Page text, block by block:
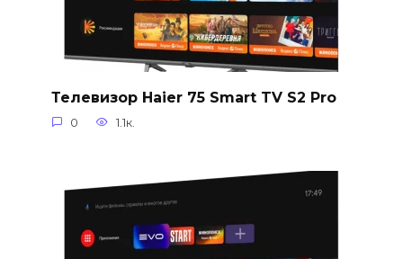
Телевизор Haier 75 Smart TV S2 Pro
0 1.1к.